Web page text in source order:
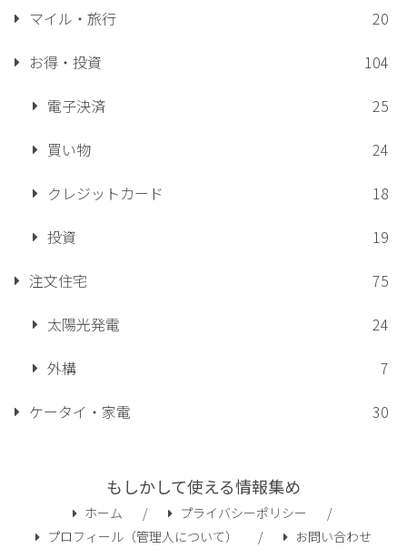
マイル・旅行
20
お得・投資
104
電子決済
25
買い物
24
クレジットカード
18
投資
19
注文住宅
75
太陽光発電
24
外構
7
ケータイ・家電
30
もしかして使える情報集め
ホーム
プライバシーポリシー
プロフィール（管理人について）
お問い合わせ